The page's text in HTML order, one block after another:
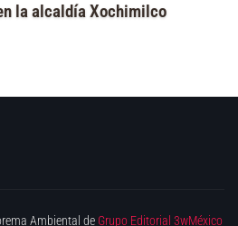
la alcaldía Xochimilco
Ambiental de Grupo Editorial 3wMéxico